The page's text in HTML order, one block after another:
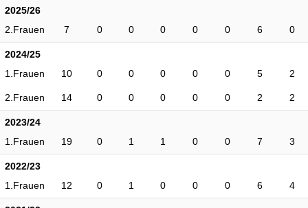
2025/26
2.Frauen
7 0 0 0 0 0 6 0
2024/25
1.Frauen
10 0 0 0 0 0 5 2
2.Frauen 14 0 0 0 0 0 2 2
2023/24
1.Frauen
19 0 1 1 0 0 7 3
2022/23
1.Frauen
12 0 1 0 0 0 6 4